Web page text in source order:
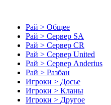
Рай > Общее
Рай > Сервер SA
Рай > Сервер CR
Рай > Сервер United
Рай > Сервер Anderius
Рай > Разбан
Игроки > Досье
Игроки > Кланы
Игроки > Другое